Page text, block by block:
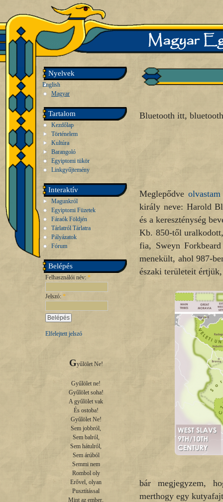
Nyelvek
English
Magyar
Tartalom
Kezdőlap
Történelem
Kultúra
Barangoló
Egyiptomi tükör
Linkgyűjtemény
Interaktív
Magunkról
Egyiptomi Füzetek
Fáraók Földjén
Tárlatról Tárlatra
Pályázatok
Fórum
Belépés
Felhasználói név: *
Jelszó: *
Elfelejtett jelszó
Gyűlölet Ne!
Gyűlölet ne!
Gyűlölet soha!
A gyűlölet vak
És ostoba!
Gyűlölet Ne!
Sem jobbról,
Sem balról,
Sem hátulról,
Sem árúból
Semmi nem
Rombol oly
Erővel, olyan
Pusztítással
Mint az ember,
Bluetooth itt,
Meglepődve
király neve: Harold
és a kereszténység
Kb. 850-től
fia, Sweyn
menekült, ahol 987-
északi területeit
bár megjegyzem,
merthogy egy